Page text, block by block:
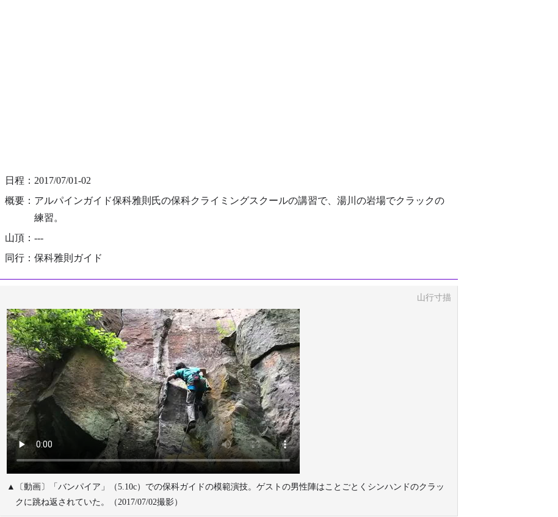
日程：2017/07/01-02
概要：アルパインガイド保科雅則氏の保科クライミングスクールの講習で、湯川の岩場でクラックの
練習。
山頂：---
同行：保科雅則ガイド
山行寸描
▲〔動画〕「バンパイア」（5.10c）での保科ガイドの模範演技。ゲストの男性陣はことごとくシンハンドのクラッ
クに跳ね返されていた。（2017/07/02撮影）